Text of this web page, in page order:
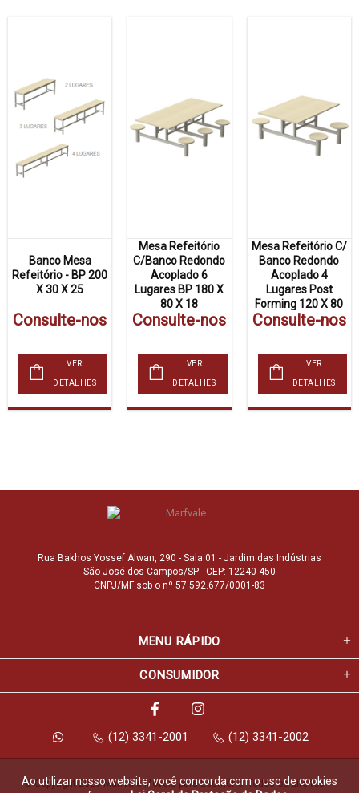
Banco Mesa
Refeitório - BP 200
X 30 X 25
Consulte-nos
VER
DETALHES
Mesa Refeitório
C/Banco Redondo
Acoplado 6
Lugares BP 180 X
80 X 18
Consulte-nos
VER
DETALHES
Mesa Refeitório C/
Banco Redondo
Acoplado 4
Lugares Post
Forming 120 X 80
Consulte-nos
VER
DETALHES
Rua Bakhos Yossef Alwan, 290 - Sala 01 - Jardim das Indústrias
São José dos Campos/SP - CEP: 12240-450
CNPJ/MF sob o nº 57.592.677/0001-83
MENU RÁPIDO
CONSUMIDOR
(12) 3341-2001 (12) 3341-2002
© Copyright 2026 Marfvale Móveis para Escritório. Todos os direitos
Ao utilizar nosso website, você concorda com o uso de cookies